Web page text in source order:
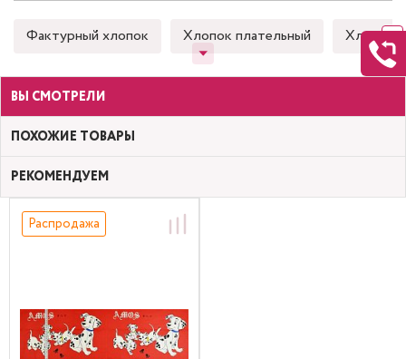
Фактурный хлопок Хлопок плательный Хлопок
ВЫ СМОТРЕЛИ
ПОХОЖИЕ ТОВАРЫ
РЕКОМЕНДУЕМ
Распродажа